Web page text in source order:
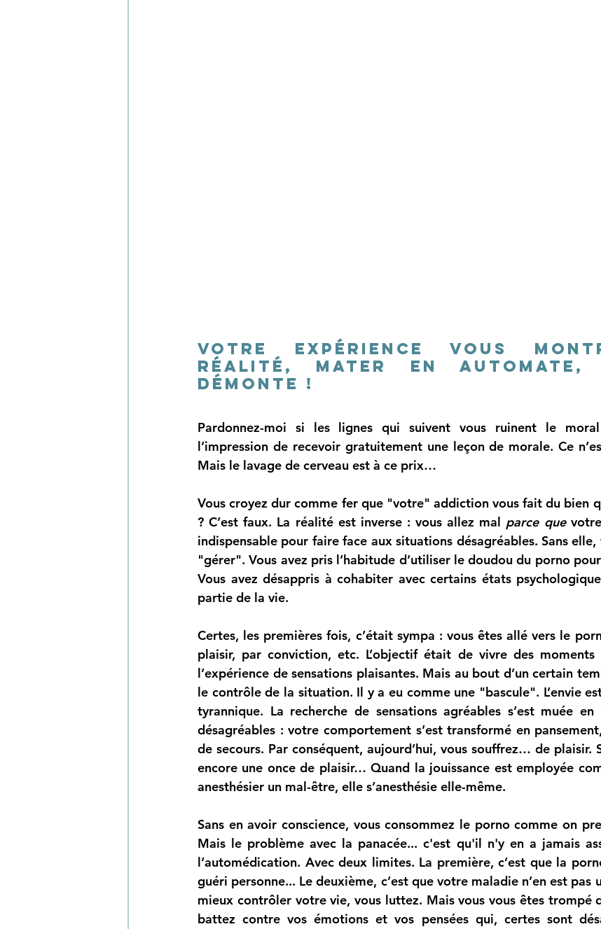
Votre expérience vous
réalité, mater en automate,
démonte !
Pardonnez-moi si les lignes qui suivent vous ruinent le
l’impression de recevoir gratuitement une leçon de morale. Ce
Mais le lavage de cerveau est à ce prix…
Vous croyez dur comme fer que "votre" addiction vous fait du bien
? C’est faux. La réalité est inverse : vous allez mal parce que votre
indispensable pour faire face aux situations désagréables. Sans elle,
"gérer". Vous avez pris l’habitude d’utiliser le doudou du porno
Vous avez désappris à cohabiter avec certains états
partie de la vie.
Certes, les premières fois, c’était sympa : vous êtes allé vers le
plaisir, par conviction, etc. L’objectif était de vivre des
l’expérience de sensations plaisantes. Mais au bout d’un certain
le contrôle de la situation. Il y a eu comme une "bascule". L’envie
tyrannique. La recherche de sensations agréables s’est muée
désagréables : votre comportement s’est transformé en
de secours. Par conséquent, aujourd’hui, vous souffrez… de plaisir.
encore une once de plaisir… Quand la jouissance est employée
anesthésier un mal-être, elle s’anesthésie elle-même.
Sans en avoir conscience, vous consommez le porno comme on
Mais le problème avec la panacée... c'est qu'il n'y en a jamais
l’automédication. Avec deux limites. La première, c’est que la
guéri personne... Le deuxième, c’est que votre maladie n’en est pas
mieux contrôler votre vie, vous luttez. Mais vous vous êtes trompé
battez contre vos émotions et vos pensées qui, certes sont